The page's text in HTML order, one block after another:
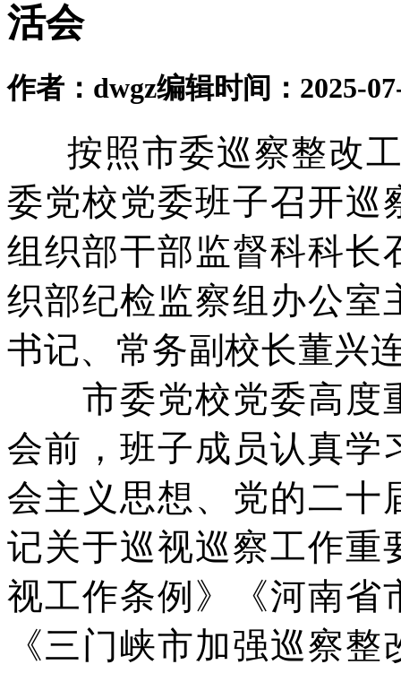
活会
作者：dwgz编辑时间：2025-
按照市委巡察整改
委党校党委班子召开巡
组织部干部监督科科长
织部纪检监察组 办公室
书记、常务副校长董兴
市委党校党委高度
会前，班子成员认真学
会主义思想、党的二十
记关于巡视巡察工作重
视工作条例》《河南省
《三门峡市加强巡察